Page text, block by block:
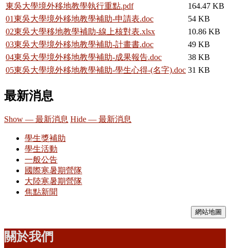
東吳大學境外移地教學執行重點.pdf
164.47 KB
01東吳大學境外移地教學補助-申請表.doc
54 KB
02東吳大學移地教學補助-線上核對表.xlsx
10.86 KB
03東吳大學境外移地教學補助-計畫書.doc
49 KB
04東吳大學境外移地教學補助-成果報告.doc
38 KB
05東吳大學境外移地教學補助-學生心得-(名字).doc 31 KB
最新消息
Show — 最新消息 Hide — 最新消息
學生獎補助
學生活動
一般公告
國際寒暑期營隊
大陸寒暑期營隊
焦點新聞
網站地圖
關於我們